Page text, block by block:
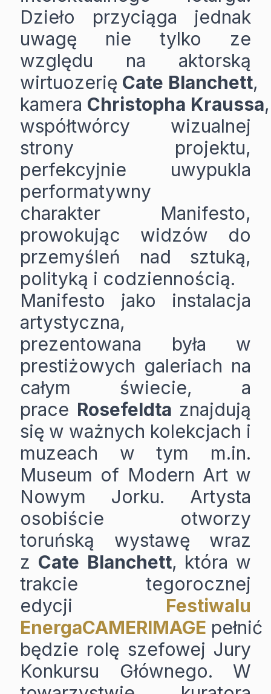
Dzieło przyciąga jednak
uwagę nie tylko ze
względu na aktorską
wirtuozerię Cate Blanchett,
kamera Christopha Kraussa,
współtwórcy wizualnej
strony projektu,
perfekcyjnie uwypukla
performatywny
charakter Manifesto,
prowokując widzów do
przemyśleń nad sztuką,
polityką i codziennością.
Manifesto jako instalacja
artystyczna,
prezentowana była w
prestiżowych galeriach na
całym świecie, a
prace Rosefeldta znajdują
się w ważnych kolekcjach i
muzeach w tym m.in.
Museum of Modern Art w
Nowym Jorku. Artysta
osobiście otworzy
toruńską wystawę wraz
z Cate Blanchett, która w
trakcie tegorocznej
edycji Festiwalu
EnergaCAMERIMAGE pełnić
będzie rolę szefowej Jury
Konkursu Głównego. W